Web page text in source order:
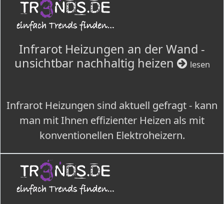
Infrarot Heizungen an der Wand -
unsichtbar nachhaltig heizen
lesen
Infrarot Heizungen sind aktuell gefragt - kann
man mit Ihnen effizienter Heizen als mit
konventionellen Elektroheizern.